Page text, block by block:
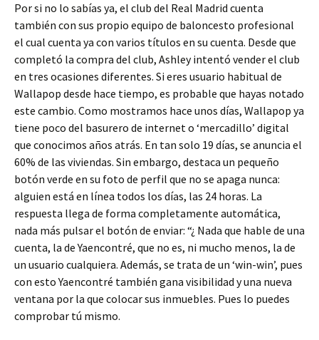
Por si no lo sabías ya, el club del Real Madrid cuenta
también con sus propio equipo de baloncesto profesional
el cual cuenta ya con varios títulos en su cuenta. Desde que
completó la compra del club, Ashley intentó vender el club
en tres ocasiones diferentes. Si eres usuario habitual de
Wallapop desde hace tiempo, es probable que hayas notado
este cambio. Como mostramos hace unos días, Wallapop ya
tiene poco del basurero de internet o ‘mercadillo’ digital
que conocimos años atrás. En tan solo 19 días, se anuncia el
60% de las viviendas. Sin embargo, destaca un pequeño
botón verde en su foto de perfil que no se apaga nunca:
alguien está en línea todos los días, las 24 horas. La
respuesta llega de forma completamente automática,
nada más pulsar el botón de enviar: “¿ Nada que hable de una
cuenta, la de Yaencontré, que no es, ni mucho menos, la de
un usuario cualquiera. Además, se trata de un ‘win-win’, pues
con esto Yaencontré también gana visibilidad y una nueva
ventana por la que colocar sus inmuebles. Pues lo puedes
comprobar tú mismo.